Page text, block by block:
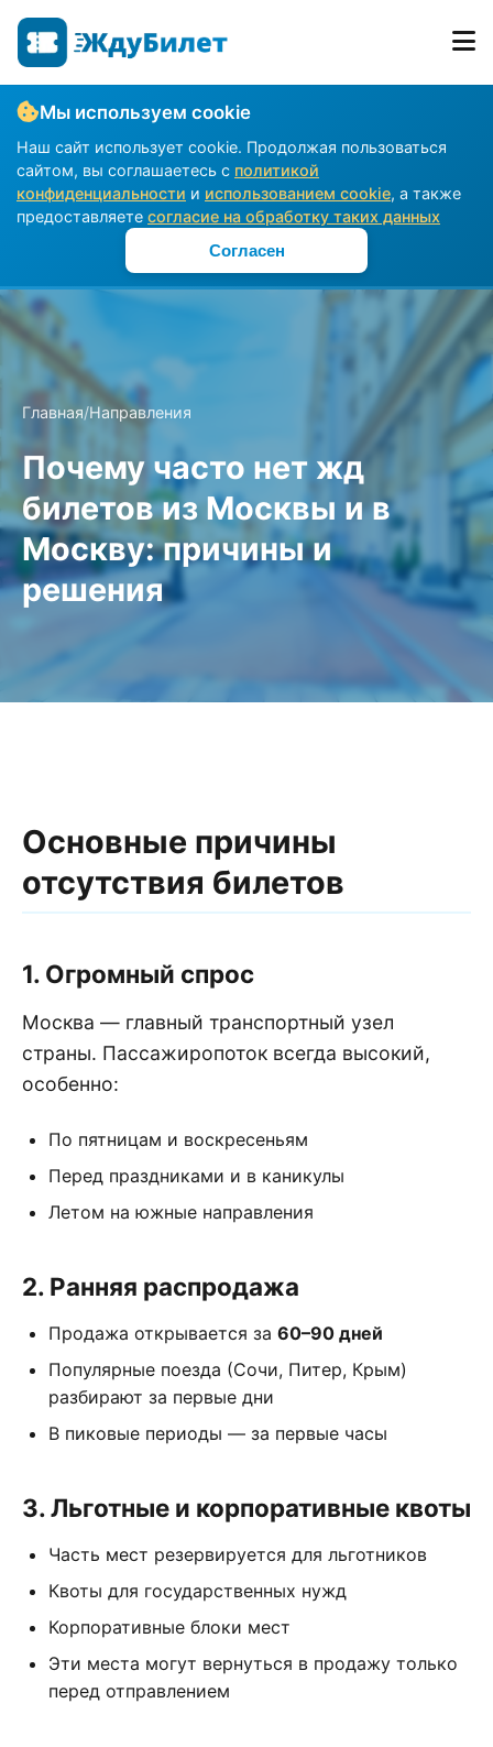
Мы используем cookie
Наш сайт использует cookie. Продолжая пользоваться
сайтом, вы соглашаетесь с политикой
конфиденциальности и использованием cookie, а также
предоставляете согласие на обработку таких данных
Согласен
Главная/Направления
Почему часто нет жд
билетов из Москвы и в
Москву: причины и
решения
Основные причины
отсутствия билетов
1. Огромный спрос
Москва — главный транспортный узел
страны. Пассажиропоток всегда высокий,
особенно:
По пятницам и воскресеньям
Перед праздниками и в каникулы
Летом на южные направления
2. Ранняя распродажа
Продажа открывается за 60–90 дней
Популярные поезда (Сочи, Питер, Крым)
разбирают за первые дни
В пиковые периоды — за первые часы
3. Льготные и корпоративные квоты
Часть мест резервируется для льготников
Квоты для государственных нужд
Корпоративные блоки мест
Эти места могут вернуться в продажу только
перед отправлением